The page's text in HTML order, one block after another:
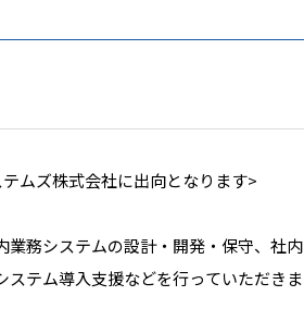
ムズ株式会社に出向となります>
務システムの設計・開発・保守、社内
テム導入支援などを行っていただきま